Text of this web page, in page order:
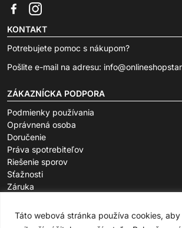
Táto webová stránka používa cookies,
KONTAKT
Potrebujete pomoc s nákupom?
Pošlite e-mail na adresu:
ZÁKAZNÍCKA PODPORA
Podmienky používania
Oprávnená osoba
Doručenie
Práva spotrebiteľov
Riešenie sporov
Sťažnosti
Záruka